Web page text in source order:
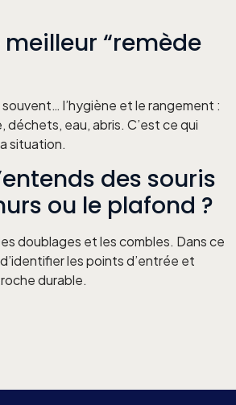
meilleur “remède
l’hygiène et le rangement :
déchets, eau, abris. C’est ce qui
situation.
des souris
ou le plafond ?
doublages et les combles. Dans ce
les points d’entrée et
durable.